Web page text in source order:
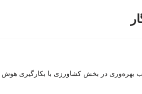
بهره‌وری در بخش کشاورزی با بکارگیری